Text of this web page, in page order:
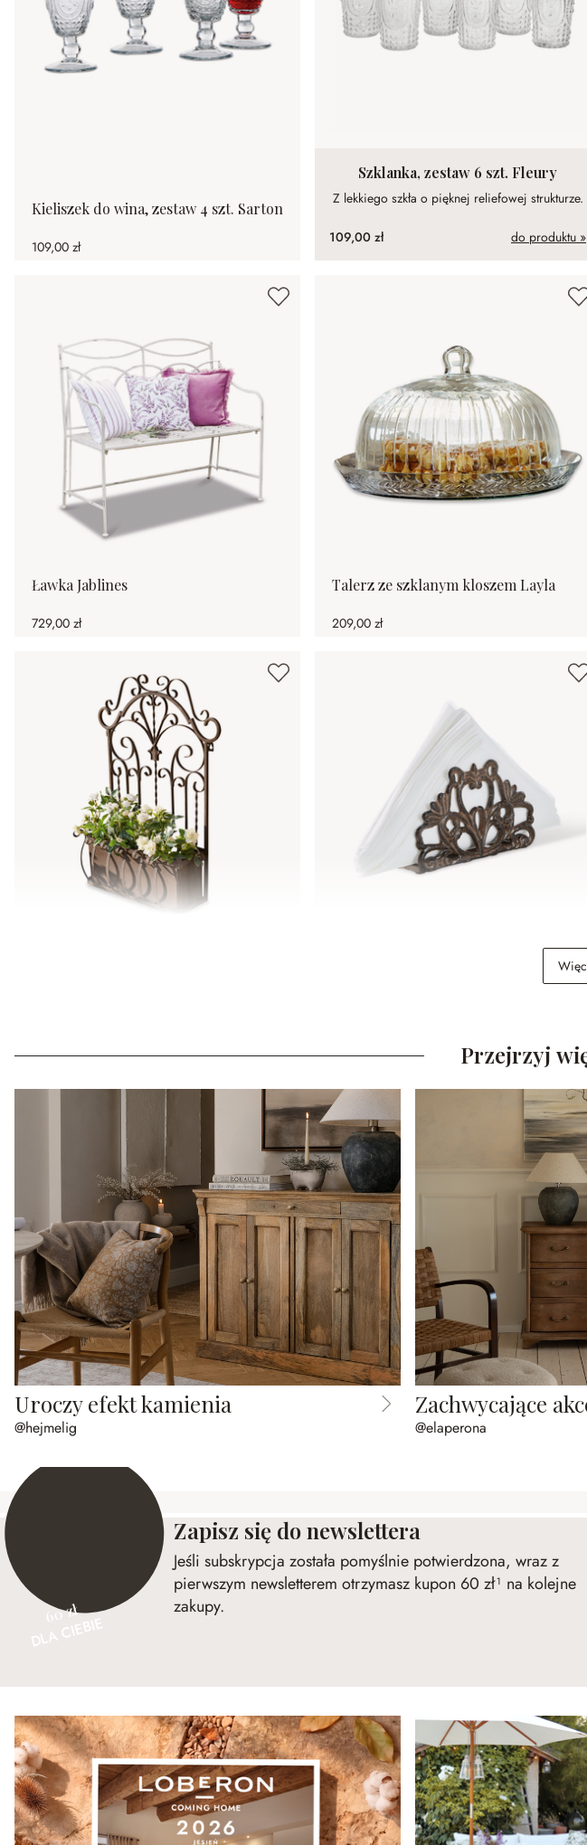
Kieliszek do wina, zestaw 4 szt. Sarton
109,00 zł
Szklanka, zestaw 6 szt. Fleury
Z lekkiego szkła o pięknej reliefowej strukturze.
109,00 zł do produktu »
Ławka Jablines
729,00 zł
Talerz ze szklanym kloszem Layla
209,00 zł
Przejrzyj
Uroczy efekt kamienia
@hejmelig
Zachwycające
@elaperona
60 zł
Zapisz się do newslettera
Jeśli subskrypcja została pomyślnie potwierdzona, wraz z
pierwszym newsletterem otrzymasz kupon 60 zł¹ na kolejne
zakupy.